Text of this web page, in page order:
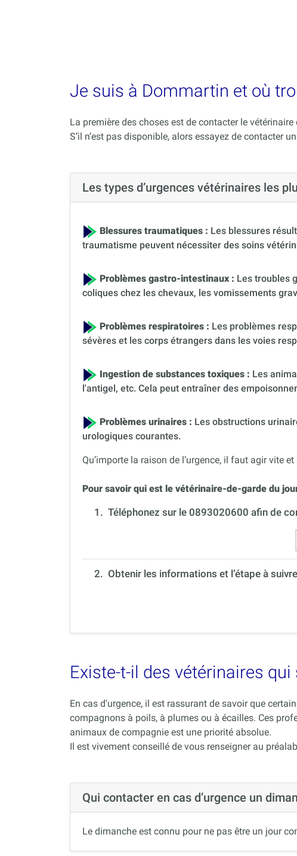
Je suis à Dommartin et où
La première des choses est de contacter le
S’il n’est pas disponible, alors essayez de contacter
Les types d’urgences vétérinaires les
Blessures traumatiques : Les blessures
traumatisme peuvent nécessiter des soins
Problèmes gastro-intestinaux : Les troubles
coliques chez les chevaux, les vomissements
Problèmes respiratoires : Les problèmes
sévères et les corps étrangers dans les voies
Ingestion de substances toxiques : Les
l'antigel, etc. Cela peut entraîner des
Problèmes urinaires : Les obstructions
urologiques courantes.
Qu’importe la raison de l’urgence, il faut agir vite
Pour savoir qui est le vétérinaire-de-garde du
1. Téléphonez sur le 0893020600 afin de
2. Obtenir les informations et l’étape à
Existe-t-il des vétérinaires
En cas d'urgence, il est rassurant de savoir que
compagnons à poils, à plumes ou à écailles. Ces
animaux de compagnie est une priorité absolue.
Il est vivement conseillé de vous renseigner au
Qui contacter en cas d’urgence un
Le dimanche est connu pour ne pas être un jour